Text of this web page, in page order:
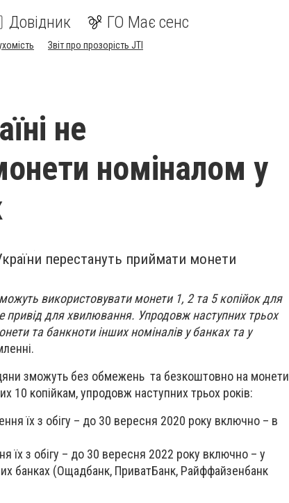
Довідник ГО Має сенс
Звіт про прозорість JTI
не
номіналом у
перестануть приймати монети
використовувати монети 1, 2 та 5 копійок для
привід для хвилювання. Упродовж наступних трьох
та банкноти інших номіналів у банках та у
зможуть без обмежень та безкоштовно на монети
10 копійкам, упродовж наступних трьох років:
їх з обігу – до 30 вересня 2020 року включно – в
їх з обігу – до 30 вересня 2022 року включно – у
банках (Ощадбанк, ПриватБанк, Райффайзенбанк